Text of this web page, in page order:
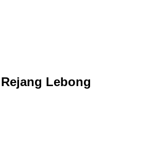
Lebong